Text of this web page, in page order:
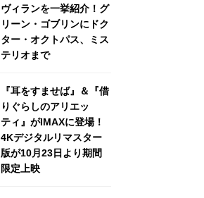
ヴィランを一挙紹介！グ
リーン・ゴブリンにドク
ター・オクトパス、ミス
テリオまで
『耳をすませば』＆『借
りぐらしのアリエッ
ティ』がIMAXに登場！
4Kデジタルリマスター
版が10月23日より期間
限定上映